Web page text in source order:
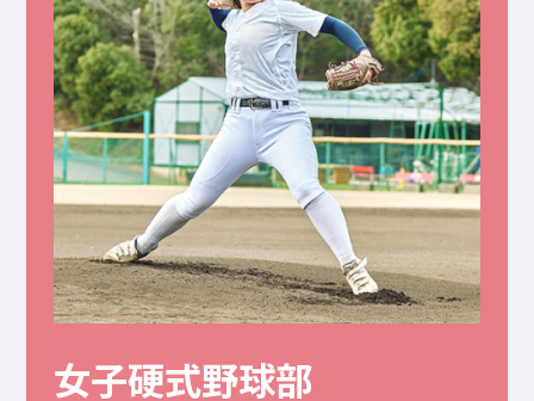
女子硬式野球部